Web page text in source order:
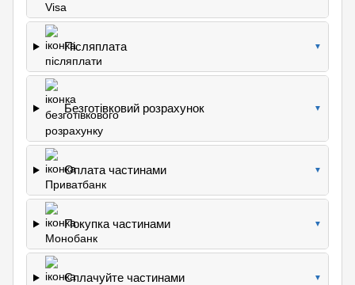
Післяплата ▼
Безготівковий розрахунок ▼
Оплата частинами ▼
Покупка частинами ▼
Сплачуйте частинами ▼